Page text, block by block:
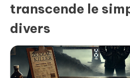
transcende le
divers